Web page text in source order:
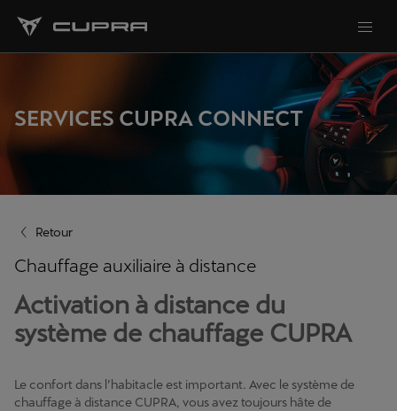
SERVICES CUPRA CONNECT
Retour
Chauffage auxiliaire à distance
Activation à distance du
système de chauffage CUPRA
Le confort dans l’habitacle est important. Avec le système de
chauffage à distance CUPRA, vous avez toujours hâte de